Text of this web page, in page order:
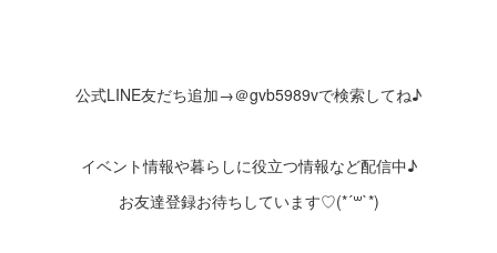
公式LINE友だち追加→＠gvb5989vで検索してね♪
イベント情報や暮らしに役立つ情報など配信中♪
お友達登録お待ちしています♡(*´꒳`*)